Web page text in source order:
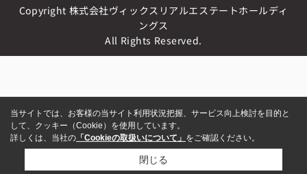
Copyright 株式会社ヴィックスリアルエステートホールディ
ングス
All Rights Reserved.
当サイトでは、お客様の当サイト利用状況把握、サービス向上検討を目的と
して、クッキー（Cookie）を使用しています。
詳しくは、当社の 「Cookieの取扱いについて」 をご確認ください。
閉じる